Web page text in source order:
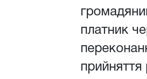
платник
прийняття